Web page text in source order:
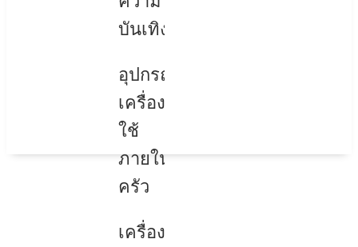
บันเทิง
อุปกรณ์
เครื่อง
ใช้
ภายใน
ครัว
เครื่อง